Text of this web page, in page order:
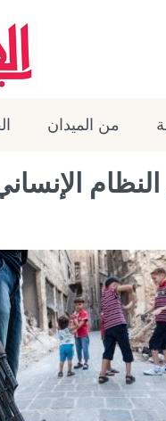
من الميدان
النظام